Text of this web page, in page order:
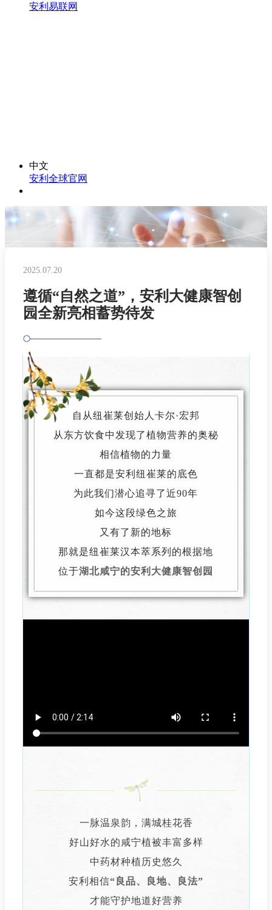
安利易联网
中文
安利全球官网
2025.07.20
遵循“自然之道”，安利大健康智创
园全新亮相蓄势待发
自从纽崔莱创始人卡尔·宏邦
从东方饮食中发现了植物营养的奥秘
相信植物的力量
一直都是安利纽崔莱的底色
为此我们潜心追寻了近90年
如今这段绿色之旅
又有了新的地标
那就是纽崔莱汉本萃系列的根据地
位于湖北咸宁的安利大健康智创园
一脉温泉韵，满城桂花香
好山好水的咸宁植被丰富多样
中药材种植历史悠久
安利相信“良品、良地、良法”
才能守护地道好营养